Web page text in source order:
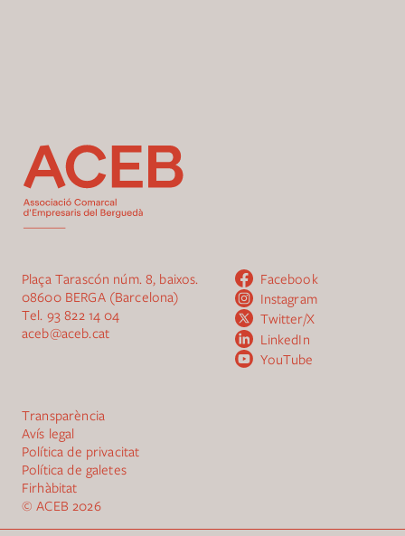
Plaça Tarascón núm. 8, baixos.
08600 BERGA (Barcelona)
Tel. 93 822 14 04
aceb@aceb.cat
Facebook
Instagram
Twitter/X
LinkedIn
YouTube
Transparència
Avís legal
Política de privacitat
Política de galetes
Firhàbitat
© ACEB2026